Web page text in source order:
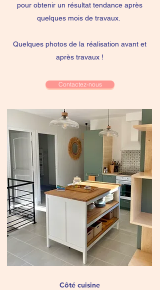
pour obtenir un résultat tendance après
quelques mois de travaux.
Quelques photos de la réalisation avant et
après travaux !
Contactez-nous
Côté cuisine